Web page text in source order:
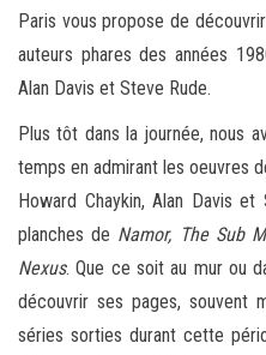
Paris vous propose de
auteurs phares des années
Alan Davis et Steve Rude.
Plus tôt dans la journée, nous
temps en admirant les oeuvres
Howard Chaykin, Alan Davis
planches de Namor, The Sub
Nexus. Que ce soit au mur ou
découvrir ses pages, souvent
séries sorties durant cette